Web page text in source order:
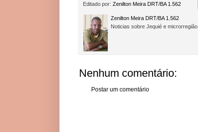
Editado por: Zenilton Meira DRT/BA 1.562
Zenilton Meira DRT/BA 1.562
Noticias sobre Jequié e microrregião
Nenhum comentário:
Postar um comentário